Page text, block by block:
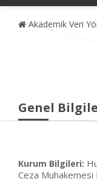
Akademik Veri
Genel
Kurum Bilgileri:
Ceza Muhakemesi